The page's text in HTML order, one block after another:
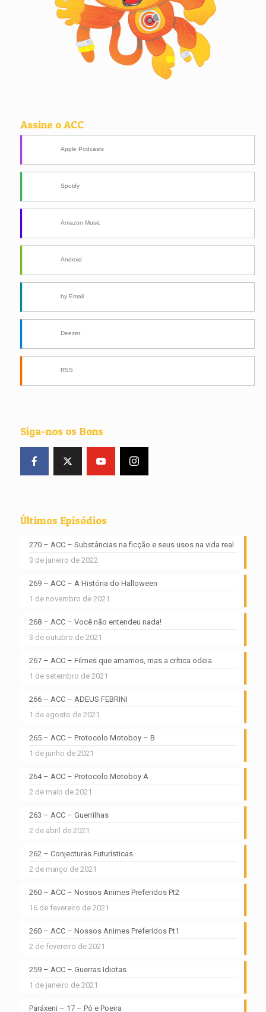
Assine o ACC
Apple Podcasts
Spotify
Amazon Music
Android
by Email
Deezer
RSS
Siga-nos os Bons
Últimos Episódios
270 – ACC – Substâncias na ficção e seus usos na vida real
3 de janeiro de 2022
269 – ACC – A História do Halloween
1 de novembro de 2021
268 – ACC – Você não entendeu nada!
3 de outubro de 2021
267 – ACC – Filmes que amamos, mas a crítica odeia
1 de setembro de 2021
266 – ACC – ADEUS FEBRINI
1 de agosto de 2021
265 – ACC – Protocolo Motoboy – B
1 de junho de 2021
264 – ACC – Protocolo Motoboy A
2 de maio de 2021
263 – ACC – Guerrilhas
2 de abril de 2021
262 – Conjecturas Futurísticas
2 de março de 2021
260 – ACC – Nossos Animes Preferidos Pt2
16 de fevereiro de 2021
260 – ACC – Nossos Animes Preferidos Pt1
2 de fevereiro de 2021
259 – ACC – Guerras Idiotas
1 de janeiro de 2021
Paráxeni – 17 – Pó e Poeira